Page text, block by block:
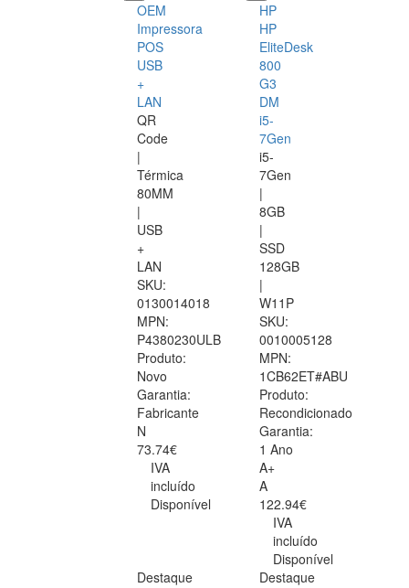
OEM
Impressora
POS
USB
+
LAN
QR
Code
|
Térmica
80MM
|
USB
+
LAN
SKU:
0130014018
MPN:
P4380230ULB
Produto:
Novo
Garantia:
Fabricante
N
73.74€
IVA
incluído
Disponível
HP
HP
EliteDesk
800
G3
DM
i5-
7Gen
i5-
7Gen
|
8GB
|
SSD
128GB
|
W11P
SKU:
0010005128
MPN:
1CB62ET#ABU
Produto:
Recondicionado
Garantia:
1 Ano
A+
A
122.94€
IVA
incluído
Disponível
Destaque
Destaque